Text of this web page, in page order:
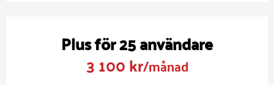
Plus för 25 användare
3 100 kr/månad